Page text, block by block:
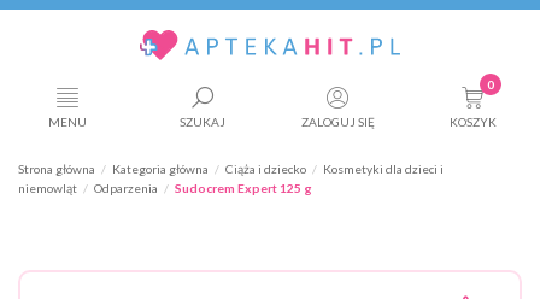
MENU SZUKAJ ZALOGUJ SIĘ
0
KOSZYK
Strona główna Kategoria główna Ciąża i dziecko
Kosmetyki dla dzieci i
niemowląt
Odparzenia Sudocrem Expert 125 g